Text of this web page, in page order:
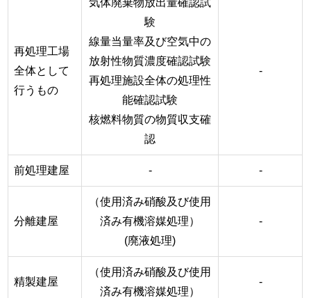
再処理工場
全体として
行うもの
気体廃棄物放出量確認試
験
線量当量率及び空気中の
放射性物質濃度確認試験
再処理施設全体の処理性
能確認試験
核燃料物質の物質収支確
認
-
前処理建屋 - -
分離建屋
（使用済み硝酸及び使用
済み有機溶媒処理）
(廃液処理)
-
精製建屋
（使用済み硝酸及び使用
済み有機溶媒処理）
-